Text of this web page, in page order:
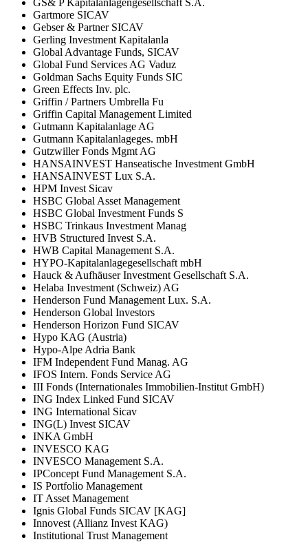
Gartmore SICAV
Gebser & Partner SICAV
Gerling Investment Kapitalanla
Global Advantage Funds, SICAV
Global Fund Services AG Vaduz
Goldman Sachs Equity Funds SIC
Green Effects Inv. plc.
Griffin / Partners Umbrella Fu
Griffin Capital Management Limited
Gutmann Kapitalanlage AG
Gutmann Kapitalanlageges. mbH
Gutzwiller Fonds Mgmt AG
HANSAINVEST Hanseatische Investment GmbH
HANSAINVEST Lux S.A.
HPM Invest Sicav
HSBC Global Asset Management
HSBC Global Investment Funds S
HSBC Trinkaus Investment Manag
HVB Structured Invest S.A.
HWB Capital Management S.A.
HYPO-Kapitalanlagegesellschaft mbH
Hauck & Aufhäuser Investment Gesellschaft S.A.
Helaba Investment (Schweiz) AG
Henderson Fund Management Lux. S.A.
Henderson Global Investors
Henderson Horizon Fund SICAV
Hypo KAG (Austria)
Hypo-Alpe Adria Bank
IFM Independent Fund Manag. AG
IFOS Intern. Fonds Service AG
III Fonds (Internationales Immobilien-Institut GmbH)
ING Index Linked Fund SICAV
ING International Sicav
ING(L) Invest SICAV
INKA GmbH
INVESCO KAG
INVESCO Management S.A.
IPConcept Fund Management S.A.
IS Portfolio Management
IT Asset Management
Ignis Global Funds SICAV [KAG]
Innovest (Allianz Invest KAG)
Institutional Trust Management